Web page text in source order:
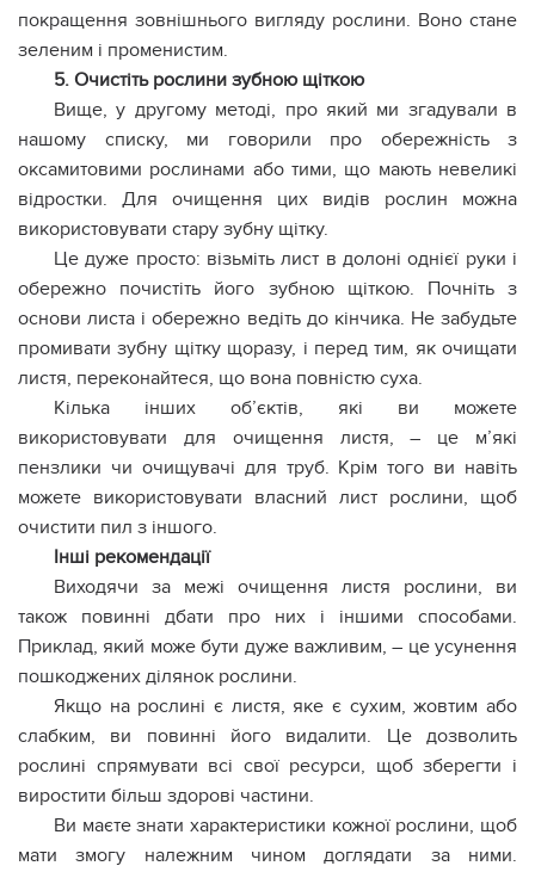
покращення зовнішнього вигляду рослини. Воно стане
зеленим і променистим.
5. Очистіть рослини зубною щіткою
Вище, у другому методі, про який ми згадували в
нашому списку, ми говорили про обережність з
оксамитовими рослинами або тими, що мають невеликі
відростки. Для очищення цих видів рослин можна
використовувати стару зубну щітку.
Це дуже просто: візьміть лист в долоні однієї руки і
обережно почистіть його зубною щіткою. Почніть з
основи листа і обережно ведіть до кінчика. Не забудьте
промивати зубну щітку щоразу, і перед тим, як очищати
листя, переконайтеся, що вона повністю суха.
Кілька інших об’єктів, які ви можете
використовувати для очищення листя, – це м’які
пензлики чи очищувачі для труб. Крім того ви навіть
можете використовувати власний лист рослини, щоб
очистити пил з іншого.
Інші рекомендації
Виходячи за межі очищення листя рослини, ви
також повинні дбати про них і іншими способами.
Приклад, який може бути дуже важливим, – це усунення
пошкоджених ділянок рослини.
Якщо на рослині є листя, яке є сухим, жовтим або
слабким, ви повинні його видалити. Це дозволить
рослині спрямувати всі свої ресурси, щоб зберегти і
виростити більш здорові частини.
Ви маєте знати характеристики кожної рослини, щоб
мати змогу належним чином доглядати за ними.